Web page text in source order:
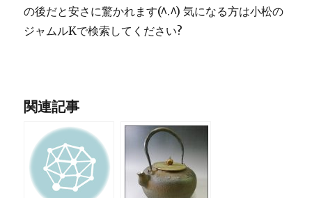
の後だと安さに驚かれます(^.^) 気になる方は小松の
ジャムルKで検索してください?
関連記事